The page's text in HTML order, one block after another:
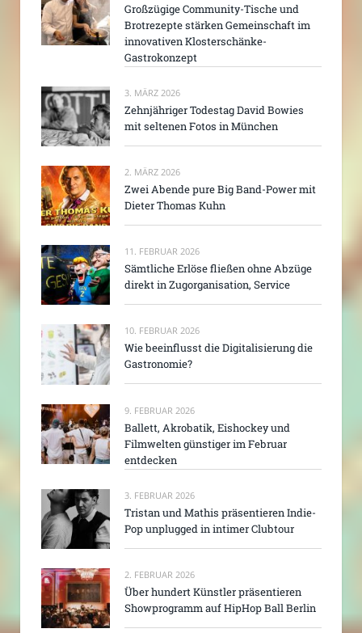
Großzügige Community-Tische und
Brotrezepte stärken Gemeinschaft im
innovativen Klosterschänke-
Gastrokonzept
3. MÄRZ 2026
Zehnjähriger Todestag David Bowies
mit seltenen Fotos in München
2. MÄRZ 2026
Zwei Abende pure Big Band-Power mit
Dieter Thomas Kuhn
11. FEBRUAR 2026
Sämtliche Erlöse fließen ohne Abzüge
direkt in Zugorganisation, Service
10. FEBRUAR 2026
Wie beeinflusst die Digitalisierung die
Gastronomie?
9. FEBRUAR 2026
Ballett, Akrobatik, Eishockey und
Filmwelten günstiger im Februar
entdecken
3. FEBRUAR 2026
Tristan und Mathis präsentieren Indie-
Pop unplugged in intimer Clubtour
2. FEBRUAR 2026
Über hundert Künstler präsentieren
Showprogramm auf HipHop Ball Berlin